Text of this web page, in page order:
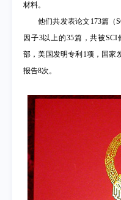
材料。
他们共发表论文 173篇（
因子3以上的35篇，共被SCI
部，美国发明专利 1项，国家
报告8次。